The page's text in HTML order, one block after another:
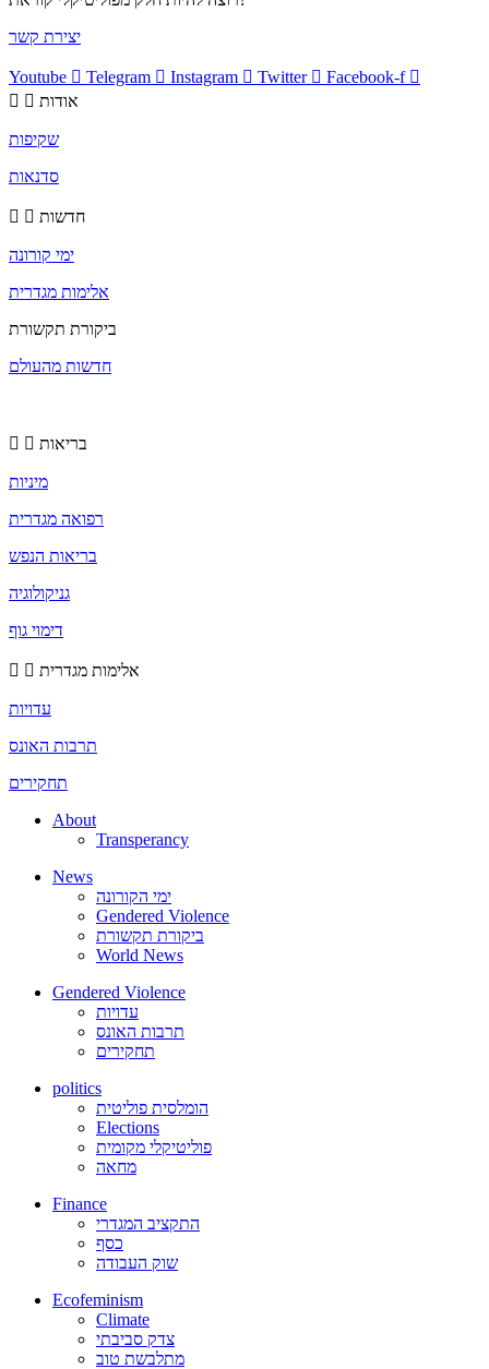
יצירת קשר
Youtube Telegram Instagram Twitter
Facebook-f
אודות
שקיפות
סדנאות
חדשות
ימי קורונה
אלימות מגדרית
ביקורת תקשורת
חדשות מהעולם
בריאות
מיניות
רפואה מגדרית
בריאות הנפש
גניקולוגיה
דימוי גוף
אלימות מגדרית
עדויות
תרבות האונס
תחקירים
About
Transperancy
News
ימי הקורונה
Gendered Violence
ביקורת תקשורת
World News
Gendered Violence
עדויות
תרבות האונס
תחקירים
politics
הומלסית פוליטית
Elections
פוליטיקלי מקומית
מחאה
Finance
התקציב המגדרי
כסף
שוק העבודה
Ecofeminism
Climate
צדק סביבתי
מתלבשת טוב